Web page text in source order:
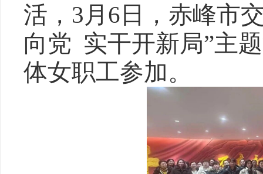
活，3月6日，赤峰市
向党 实干开新局”主
体女职工参加。